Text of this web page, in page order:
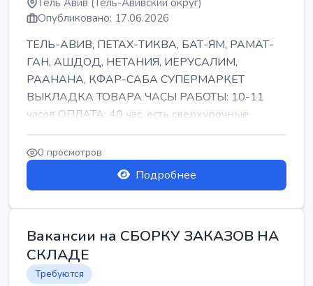
Тель Авив (Тель-Авивский округ)
Опубликовано: 17.06.2026
ТЕЛЬ-АВИВ, ПЕТАХ-ТИКВА, БАТ-ЯМ, РАМАТ-
ГАН, АШДОД, НЕТАНИЯ, ИЕРУСАЛИМ,
РААНАНА, КФАР-САБА СУПЕРМАРКЕТ
ВЫКЛАДКА ТОВАРА ЧАСЫ РАБОТЫ: 10-11
часов ОПЛАТА: 40 час, есть сверхурочные
ПИТАНИЕ ЕСТЬ Для синих б...
0 просмотров
Подробнее
Вакансии на СБОРКУ ЗАКАЗОВ НА
СКЛАДЕ
Требуются